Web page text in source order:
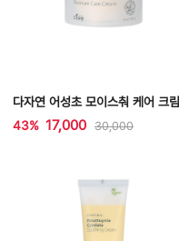
다자연 어성초 모이스춰 케어 크림
43% 17,000 30,000